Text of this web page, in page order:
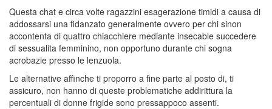
Questa chat e circa volte ragazzini esagerazione timidi a causa di
addossarsi una fidanzato generalmente ovvero per chi sinon
accontenta di quattro chiacchiere mediante insecable succedere
di sessualita femminino, non opportuno durante chi sogna
acrobazie presso le lenzuola.
Le alternative affinche ti proporro a fine parte al posto di, ti
assicuro, non hanno di queste problematiche addirittura la
percentuali di donne frigide sono pressappoco assenti.